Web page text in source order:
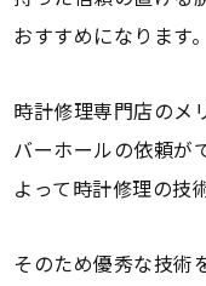
おすすめになります。
時計修理専門店のメ
バーホールの依頼が
よって時計修理の技
そのため優秀な技術